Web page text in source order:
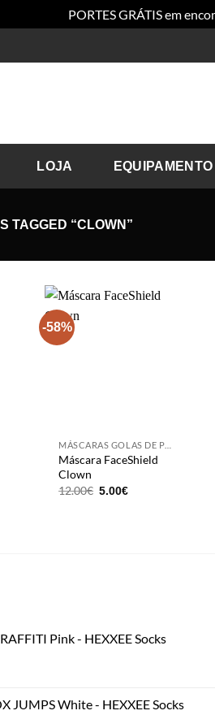
PORTES GRÁTIS em
LOJA EQUIPAMENTO
TAGGED “CLOWN”
-58%
Máscara FaceShield
Clown
12.00€ Original
5.00€Current
Pink - HEXXEE Socks
JUMPS White - HEXXEE Socks